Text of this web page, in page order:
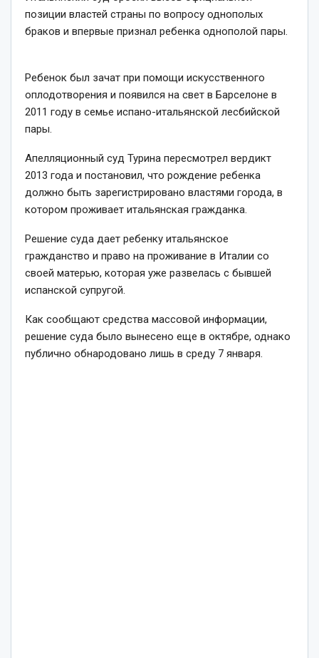
позиции властей страны по вопросу однополых
браков и впервые признал ребенка однополой пары.
Ребенок был зачат при помощи искусственного
оплодотворения и появился на свет в Барселоне в
2011 году в семье испано-итальянской лесбийской
пары.
Апелляционный суд Турина пересмотрел вердикт
2013 года и постановил, что рождение ребенка
должно быть зарегистрировано властями города, в
котором проживает итальянская гражданка.
Решение суда дает ребенку итальянское
гражданство и право на проживание в Италии со
своей матерью, которая уже развелась с бывшей
испанской супругой.
Как сообщают средства массовой информации,
решение суда было вынесено еще в октябре, однако
публично обнародовано лишь в среду 7 января.